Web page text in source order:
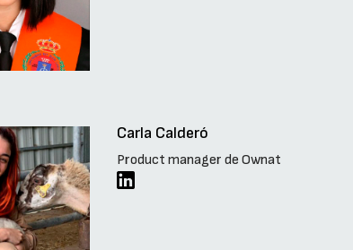
Carla Calderó
Product manager de Ownat